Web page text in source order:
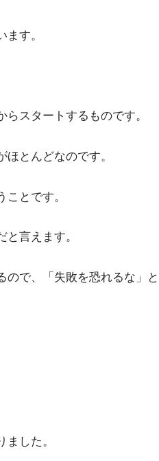
す。
スタートするものです。
とんどなのです。
とです。
言えます。
ので、「失敗を恐れるな」と
した。